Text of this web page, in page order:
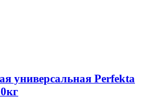
универсальная Perfekta